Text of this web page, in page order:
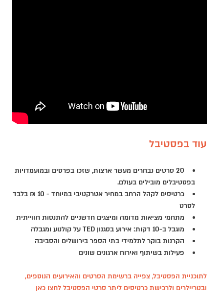
עוד בפסטיבל
20 סרטים נבחרים מעשר ארצות, שזכו בפרסים ובמועמדויות
בפסטיבלים מובילים בעולם.
כרטיסים לקהל הרחב במחיר אטרקטיבי במיוחד - 10 ₪ בלבד
לסרט
מתחמי מציאות מדומה ומיצגים חדשניים להתנסות חווייתית
מוגבל ב-10 דקות: אירוע בסגנון TED על קולנוע ומגבלה
הקרנות בוקר לתלמידי בתי הספר בירושלים והסביבה
פעילות בשיתוף ואירוח ארגונים שונים
לתוכניית הפסטיבל, צפייה ברשימת הסרטים והאירועים הנוספים,
ובטריילרים ולרכישת כרטיסים ליתר סרטי הפסטיבל לחצו כאן